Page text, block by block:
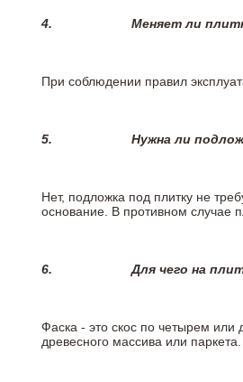
4. Меняет ли
При соблюдении правил
5. Нужна ли
Нет, подложка под плитку не
основание. В противном случае
6.Для чего на
Фаска - это скос по четырем или
древесного массива или паркета.